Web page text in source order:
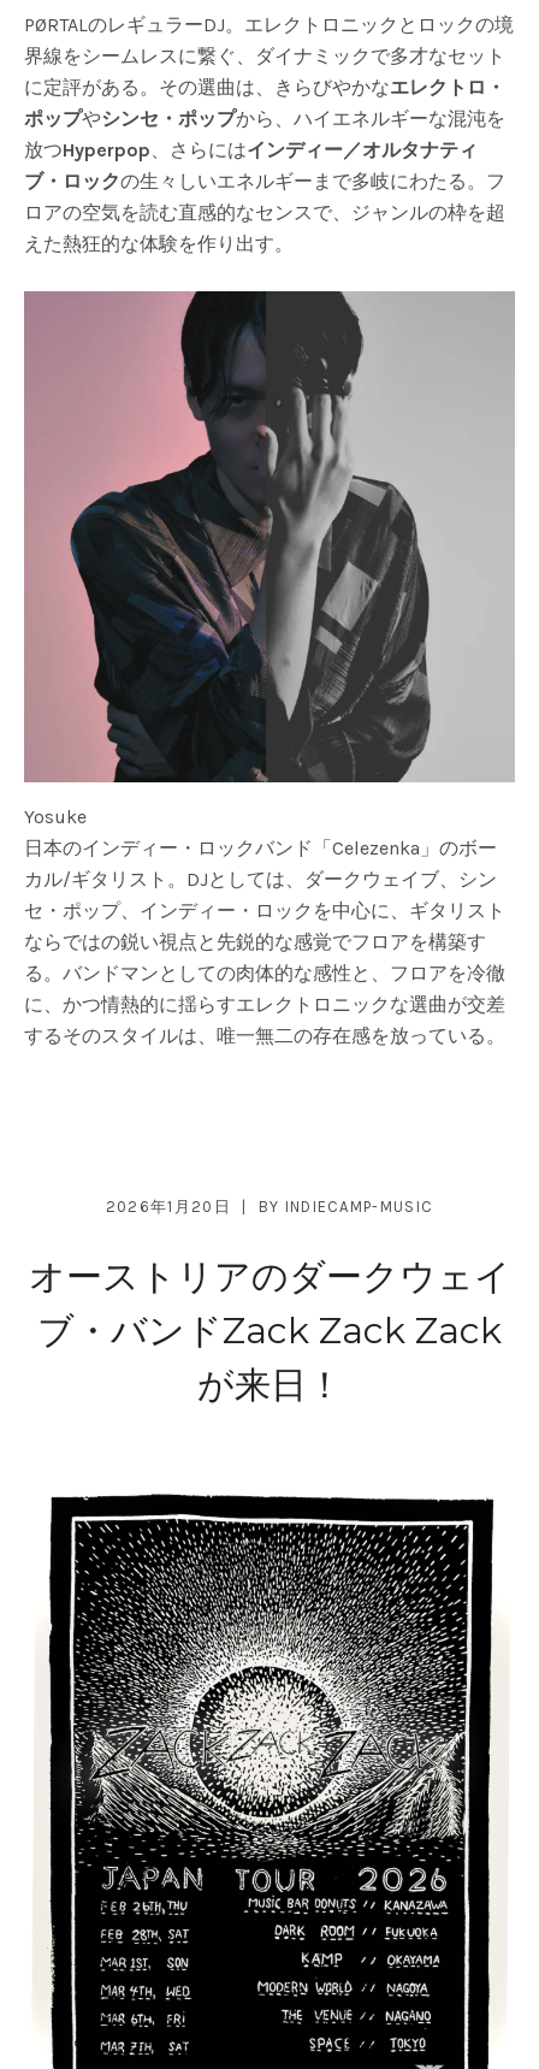
PØRTALのレギュラーDJ。エレクトロニックとロックの境
界線をシームレスに繋ぐ、ダイナミックで多才なセット
に定評がある。その選曲は、きらびやかなエレクトロ・
ポップやシンセ・ポップから、ハイエネルギーな混沌を
放つHyperpop 、さらにはインディー／オルタナティ
ブ・ロックの生々しいエネルギーまで多岐にわたる。フ
ロアの空気を読む直感的なセンスで、ジャンルの枠を超
えた熱狂的な体験を作り出す。
Yosuke
日本のインディー・ロックバンド「Celezenka」のボー
カル/ギタリスト。DJとしては、ダークウェイブ、シン
セ・ポップ、インディー・ロックを中心に、ギタリスト
ならではの鋭い視点と先鋭的な感覚でフロアを構築す
る。バンドマンとしての肉体的な感性と、フロアを冷徹
に、かつ情熱的に揺らすエレクトロニックな選曲が交差
するそのスタイルは、唯一無二の存在感を放っている。
オーストリアのダークウェイ
ブ・バンドZack Zack Zack
が来日！
2026年1月20日 BY INDIECAMP-MUSIC